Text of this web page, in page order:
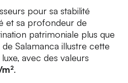
pour sa stabilité
et sa profondeur de
patrimoniale plus que
Salamanca illustre cette
avec des valeurs
.